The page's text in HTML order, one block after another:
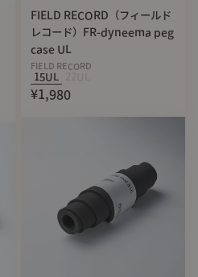
FIELD RECORD（フィールド
レコード）FR-dyneema peg
case UL
FIELD RECORD
15UL
¥1,980